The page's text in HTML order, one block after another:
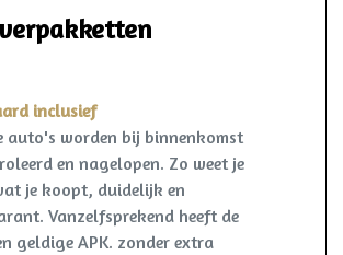
inclusief
auto's worden bij binnenkomst
en nagelopen. Zo weet je
je koopt, duidelijk en
Vanzelfsprekend heeft de
geldige APK. zonder extra